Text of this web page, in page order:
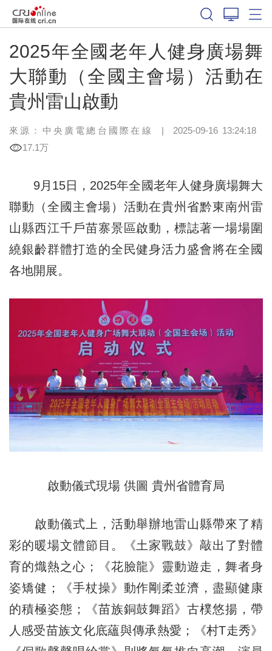
2025年全國老年人健身廣場舞
大聯動（全國主會場）活動在
貴州雷山啟動
來源：中央廣電總台國際在線 | 2025-09-16 13:24:18
17.1万
9月15日，2025年全國老年人健身廣場舞大
聯動（全國主會場）活動在貴州省黔東南州雷
山縣西江千戶苗寨景區啟動，標誌著一場場圍
繞銀齡群體打造的全民健身活力盛會將在全國
各地開展。
啟動儀式現場 供圖 貴州省體育局
啟動儀式上，活動舉辦地雷山縣帶來了精
彩的暖場文體節目。《土家戰鼓》敲出了對體
育的熾熱之心；《花臉龍》靈動遊走，舞者身
姿矯健；《手杖操》動作剛柔並濟，盡顯健康
的積極姿態；《苗族銅鼓舞蹈》古樸悠揚，帶
人感受苗族文化底蘊與傳承熱愛；《村T走秀》